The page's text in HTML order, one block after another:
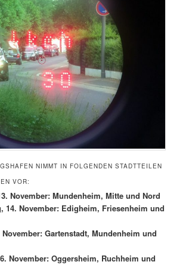
NIMMT IN FOLGENDEN STADTTEILEN
VOR:
November: Mundenheim, Mitte und Nord
14. November: Edigheim, Friesenheim und
November: Gartenstadt, Mundenheim und
November: Oggersheim, Ruchheim und